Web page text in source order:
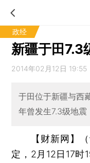
政经
新疆于田7.3
2014年02月12日 19:55
于田位于新疆与西
年曾发生7.3级地震
【财新网】
定，2月12日17时